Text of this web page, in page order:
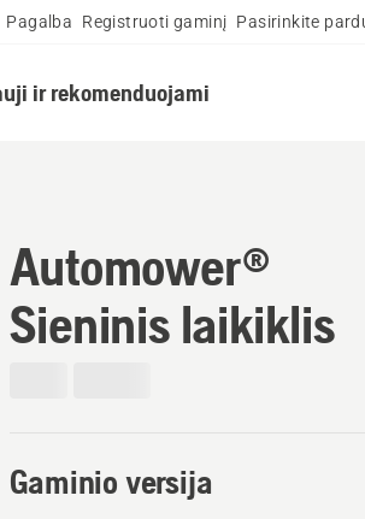
Pagalba Registruoti gaminį Pasirinkite
ir rekomenduojami
Automower®
Sieninis laikiklis
Gaminio versija